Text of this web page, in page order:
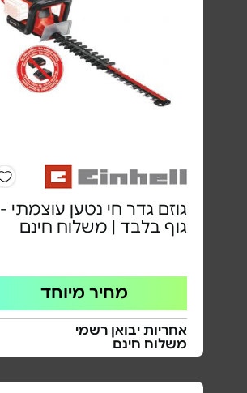
גוזם גדר חי נטען עוצמתי -
גוף בלבד | משלוח חינם
מחיר מיוחד
אחריות יבואן רשמי
משלוח חינם